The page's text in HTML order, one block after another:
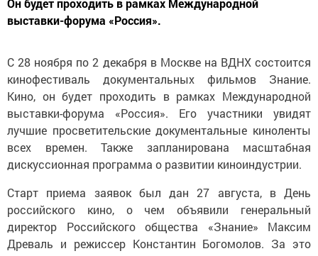
выставки-форума «Россия».
С 28 ноября по 2 декабря в Москве на ВДНХ состоится
кинофестиваль документальных фильмов Знание.
Кино, он будет проходить в рамках Международной
выставки-форума «Россия». Его участники увидят
лучшие просветительские документальные киноленты
всех времен. Также запланирована масштабная
дискуссионная программа о развитии киноиндустрии.
Старт приема заявок был дан 27 августа, в День
российского кино, о чем объявили генеральный
директор Российского общества «Знание» Максим
Древаль и режиссер Константин Богомолов. За это